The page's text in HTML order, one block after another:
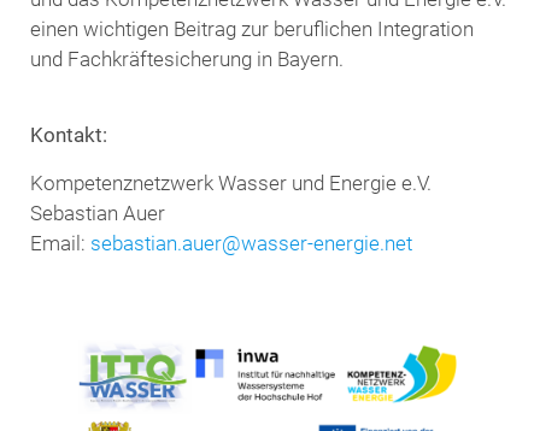
einen wichtigen Beitrag zur beruflichen Integration
und Fachkräftesicherung in Bayern.
Kontakt:
Kompetenznetzwerk Wasser und Energie e.V.
Sebastian Auer
Email: sebastian.auer@wasser-energie.net